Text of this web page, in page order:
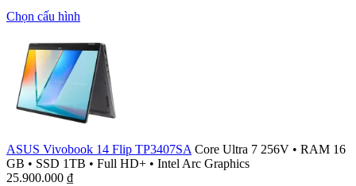
Chọn cấu hình
ASUS Vivobook 14 Flip TP3407SA Core Ultra 7 256V • RAM 16
GB • SSD 1TB • Full HD+ • Intel Arc Graphics
25.900.000 ₫